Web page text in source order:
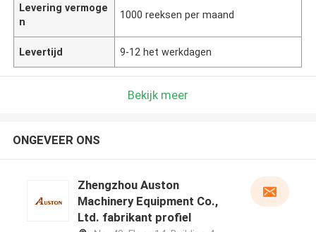
Levering vermoge
n
1000 reeksen per maand
Levertijd 9-12 het werkdagen
Bekijk meer
ONGEVEER ONS
Zhengzhou Auston
Machinery Equipment Co.,
Ltd. fabrikant profiel